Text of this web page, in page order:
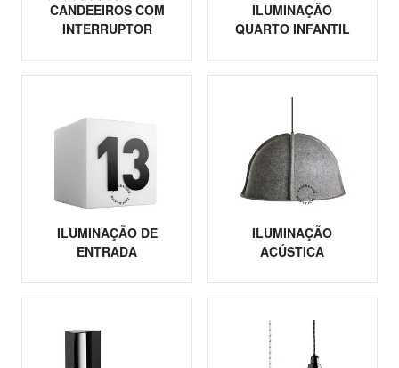
CANDEEIROS COM
INTERRUPTOR
ILUMINAÇÃO
QUARTO INFANTIL
ILUMINAÇÃO DE
ENTRADA
ILUMINAÇÃO
ACÚSTICA